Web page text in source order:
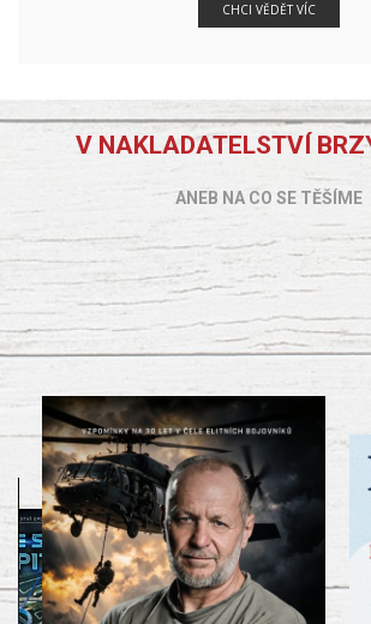
CHCI VĚDĚT VÍC
V NAKLADATELSTVÍ
ANEB NA CO SE TĚŠÍME